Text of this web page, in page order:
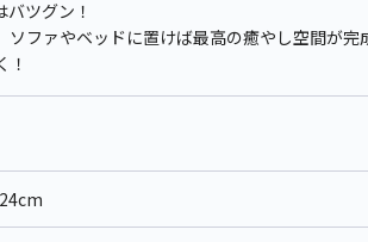
ツグン！
ファやベッドに置けば最高の癒やし空間が完